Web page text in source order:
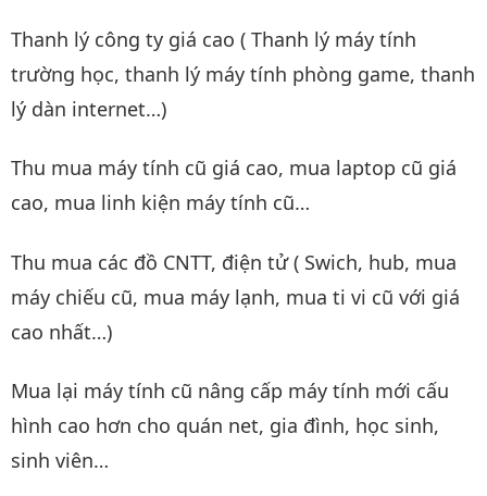
Thanh lý công ty giá cao ( Thanh lý máy tính
trường học, thanh lý máy tính phòng game, thanh
lý dàn internet…)
Thu mua máy tính cũ giá cao, mua laptop cũ giá
cao, mua linh kiện máy tính cũ…
Thu mua các đồ CNTT, điện tử ( Swich, hub, mua
máy chiếu cũ, mua máy lạnh, mua ti vi cũ với giá
cao nhất…)
Mua lại máy tính cũ nâng cấp máy tính mới cấu
hình cao hơn cho quán net, gia đình, học sinh,
sinh viên…